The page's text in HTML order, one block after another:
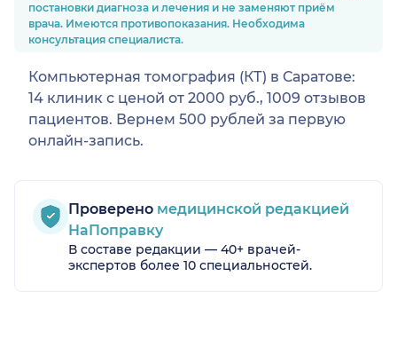
постановки диагноза и лечения и не заменяют приём
врача. Имеются противопоказания. Необходима
консультация специалиста.
Компьютерная томография (КТ) в Саратове:
14 клиник с ценой от 2000 руб., 1009 отзывов
пациентов. Вернем 500 рублей за первую
онлайн-запись.
Проверено медицинской редакцией
НаПоправку
В составе редакции — 40+ врачей-
экспертов более 10 специальностей.